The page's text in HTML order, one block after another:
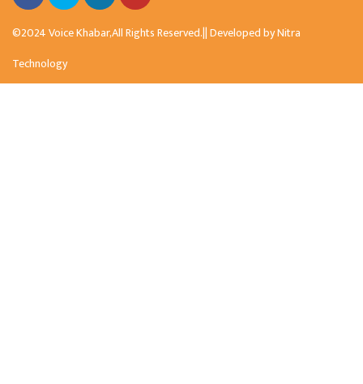
©2024 Voice Khabar,All Rights Reserved.|| Developed byNitra
Technology